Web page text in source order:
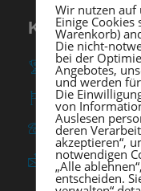
KONTAKT
TSG
Am Rohrbach
0 62 21 / 37
Wir nutzen auf
Einige
Warenkorb)
Die nicht-
bei der
Angebotes,
und werden
Die
von
Auslesen
deren
akzeptieren“,
notwendigen
„Alle
entscheiden.